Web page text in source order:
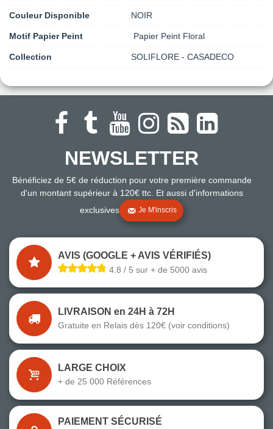
Couleur Disponible NOIR
Motif Papier Peint Papier Peint Floral
Collection SOLIFLORE - CASADECO
NEWSLETTER
Bénéficiez de 5€ de réduction pour votre première commande
d'un montant supérieur à 120€ ttc. Et aussi d'informations
exclusives
Je M'inscris
AVIS (GOOGLE + AVIS VÉRIFIÉS)
4.8 / 5 sur + de 5000 avis
LIVRAISON en 24H à 72H
Gratuite en Relais dès 120€ (voir conditions)
LARGE CHOIX
+ de 25 000 Références
PAIEMENT SÉCURISÉ